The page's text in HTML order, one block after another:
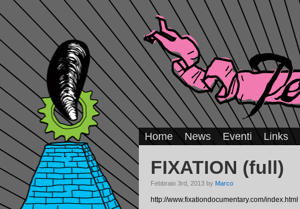
Home News Eventi Links
FIXATION (full)
Febbraio 3rd, 2013 by Marco
http://www.fixationdocumentary.com/index.html